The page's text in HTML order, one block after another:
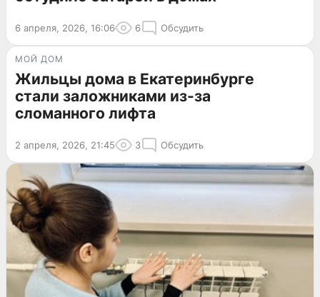
6 апреля, 2026, 16:06 6 Обсудить
МОЙ ДОМ
Жильцы дома в Екатеринбурге
стали заложниками из-за
сломанного лифта
2 апреля, 2026, 21:45 3 Обсудить